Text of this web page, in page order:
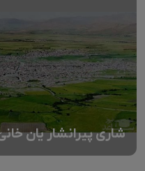
شاری پیرانشار یان